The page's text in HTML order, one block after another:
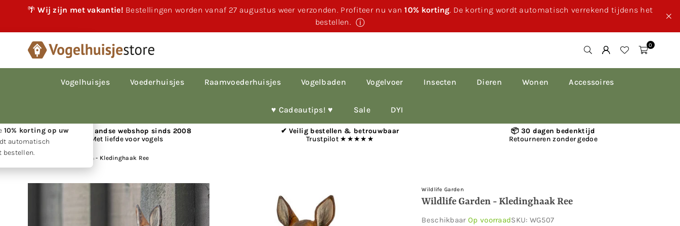
🌴Wij zijn met vakantie! Bestellingen worden vanaf 27 augustus weer verzonden. Profiteer nu van10% korting. De korting wordt automatisch verrekend tijdens het
bestellen. ⓘ
×
gewoon
bestellingen worden
10% korting op uw
automatisch
bestellen.
0
Vogelhuisjes Voederhuisjes Raamvoederhuisjes Vogelbaden Vogelvoer Insecten Dieren Wonen Accessoires
♥︎ Cadeautips! ♥︎ Sale DYI
📍 Nederlandse webshop sinds 2008
Met liefde voor vogels
✔ Veilig bestellen & betrouwbaar
Trustpilot ★★★★★
📦 30 dagen bedenktijd
Retourneren zonder gedoe
Wildlife Garden - Kledinghaak Ree
Wildlife Garden
Wildlife Garden - Kledinghaak Ree
Beschikbaar Op voorraadSKU: WG507